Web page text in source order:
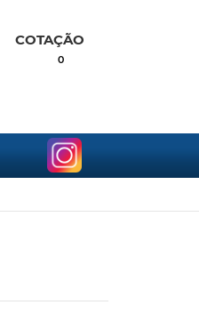
COTAÇÃO
0